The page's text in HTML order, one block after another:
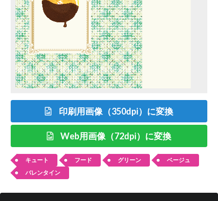
印刷用画像（350dpi）に変換
Web用画像（72dpi）に変換
キュート フード グリーン
ベージュ
バレンタイン